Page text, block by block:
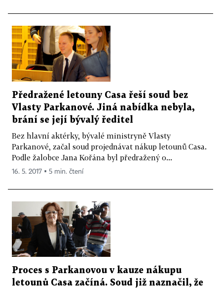
Předražené letouny Casa řeší soud bez
Vlasty Parkanové. Jiná nabídka nebyla,
brání se její bývalý ředitel
Bez hlavní aktérky, bývalé ministryně Vlasty
Parkanové, začal soud projednávat nákup letounů Casa.
Podle žalobce Jana Kořána byl předražený o...
16. 5. 2017 ▪ 5 min. čtení
Proces s Parkanovou v kauze nákupu
letounů Casa začíná. Soud již naznačil, že